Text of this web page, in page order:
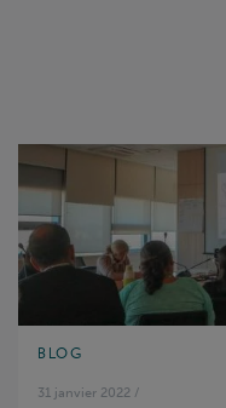
BLOG
31 janvier 2022 /